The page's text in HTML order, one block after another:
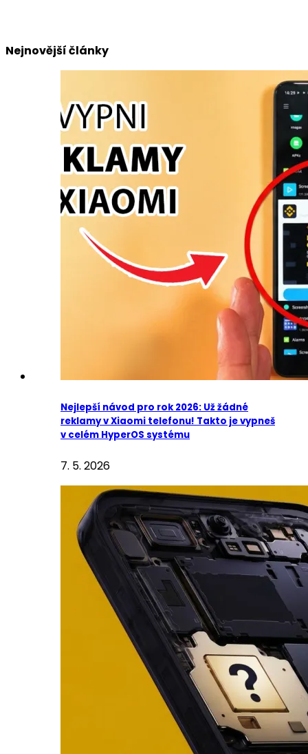
Nejnovější články
Nejlepší návod pro rok 2026: Už žádné
reklamy v Xiaomi telefonu! Takto je vypneš
v celém HyperOS systému
7. 5. 2026